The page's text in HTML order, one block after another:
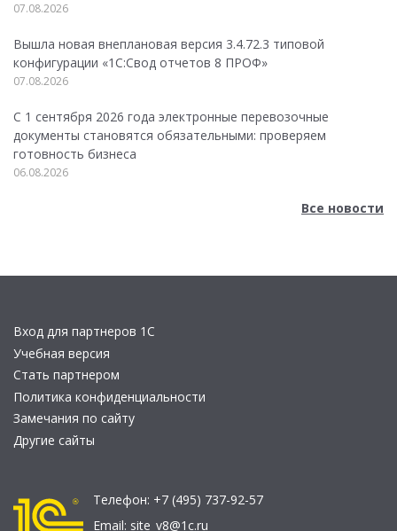
07.08.2026
Вышла новая внеплановая версия 3.4.72.3 типовой
конфигурации «1C:Свод отчетов 8 ПРОФ»
07.08.2026
С 1 сентября 2026 года электронные перевозочные
документы становятся обязательными: проверяем
готовность бизнеса
06.08.2026
Все новости
Вход для партнеров 1С
Учебная версия
Стать партнером
Политика конфиденциальности
Замечания по сайту
Другие сайты
Телефон: +7 (495) 737-92-57
Email: site_v8@1c.ru